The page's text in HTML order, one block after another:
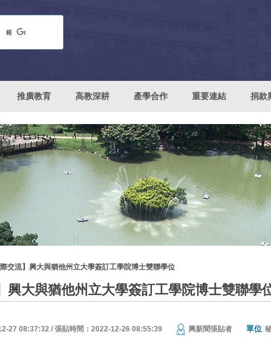
推廣教育 高教深耕 產學合作 重要連結 捐款
際交流】興大與猶他州立大學簽訂工學院博士雙聯學位
興大與猶他州立大學簽訂工學院博士雙聯學
27 08:37:32 / 張貼時間：2022-12-26 08:55:39 興新聞張貼者 單位